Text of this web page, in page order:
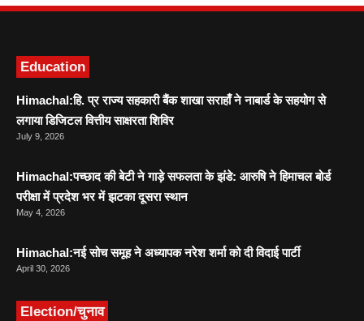
Education
Himachal:हि. प्र राज्य सहकारी बैंक शाखा सराहाँ ने नाबार्ड के सहयोग से
लगाया डिजिटल वित्तीय साक्षरता शिविर
July 9, 2026
Himachal:पच्छाद की बेटी ने गाड़े सफलता के झंडे: आरुषि ने हिमाचल बोर्ड
परीक्षा में प्रदेश भर में झटका दूसरा स्थान
May 4, 2026
Himachal:नई सोच समूह ने अध्यापक नरेश शर्मा को दी विदाई पार्टी
April 30, 2026
Election/चुनाव